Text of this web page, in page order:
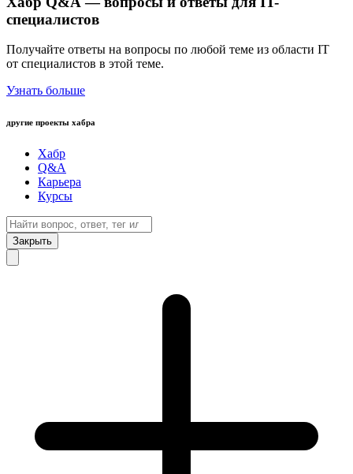
специалистов
Получайте ответы на вопросы по любой теме из области IT
от специалистов в этой теме.
Узнать больше
другие проекты хабра
Хабр
Q&A
Карьера
Курсы
Закрыть